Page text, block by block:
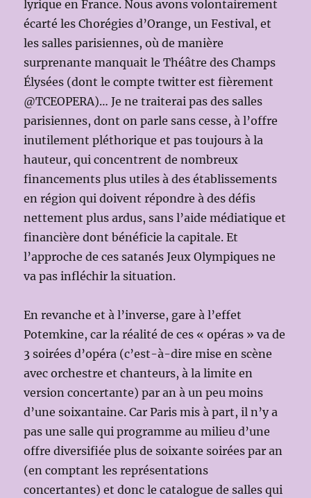
lyrique en France. Nous avons volontairement
écarté les Chorégies d’Orange, un Festival, et
les salles parisiennes, où de manière
surprenante manquait le Théâtre des Champs
Élysées (dont le compte twitter est fièrement
@TCEOPERA)… Je ne traiterai pas des salles
parisiennes, dont on parle sans cesse, à l’offre
inutilement pléthorique et pas toujours à la
hauteur, qui concentrent de nombreux
financements plus utiles à des établissements
en région qui doivent répondre à des défis
nettement plus ardus, sans l’aide médiatique et
financière dont bénéficie la capitale. Et
l’approche de ces satanés Jeux Olympiques ne
va pas infléchir la situation.
En revanche et à l’inverse, gare à l’effet
Potemkine, car la réalité de ces « opéras » va de
3 soirées d’opéra (c’est-à-dire mise en scène
avec orchestre et chanteurs, à la limite en
version concertante) par an à un peu moins
d’une soixantaine. Car Paris mis à part, il n’y a
pas une salle qui programme au milieu d’une
offre diversifiée plus de soixante soirées par an
(en comptant les représentations
concertantes) et donc le catalogue de salles qui